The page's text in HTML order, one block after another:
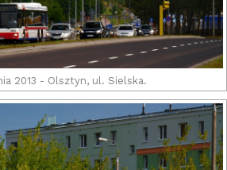
2013 - Olsztyn, ul. Sielska.